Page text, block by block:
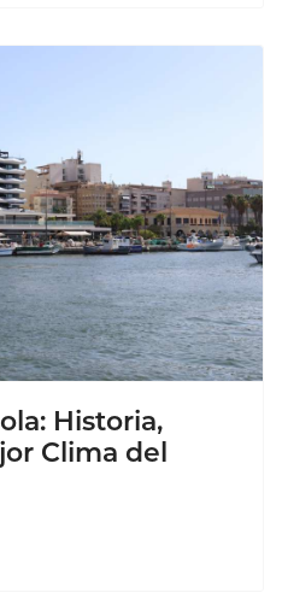
Historia,
Clima del